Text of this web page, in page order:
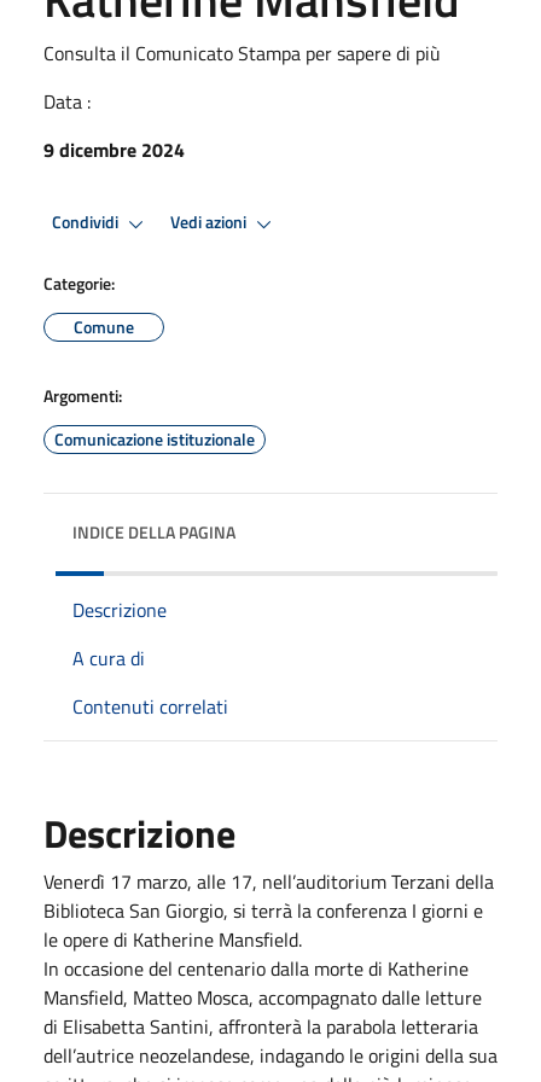
Consulta il Comunicato Stampa per sapere di più
Data :
9 dicembre 2024
Condividi Vedi azioni
Categorie:
Comune
Argomenti:
Comunicazione istituzionale
INDICE DELLA PAGINA
Descrizione
A cura di
Contenuti correlati
Descrizione
Venerdì 17 marzo, alle 17, nell’auditorium Terzani della
Biblioteca San Giorgio, si terrà la conferenza I giorni e
le opere di Katherine Mansfield.
In occasione del centenario dalla morte di Katherine
Mansfield, Matteo Mosca, accompagnato dalle letture
di Elisabetta Santini, affronterà la parabola letteraria
dell’autrice neozelandese, indagando le origini della sua